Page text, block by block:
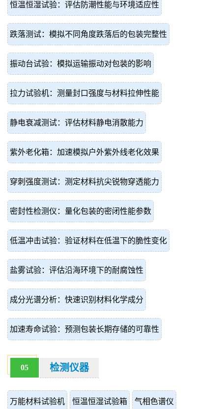
恒温恒湿试验：评估防潮性能与环境适应性
跌落测试：模拟不同角度跌落后的包装完整性
振动台试验：模拟运输振动对包装的影响
拉力试验机：测量封口强度与材料拉伸性能
静电衰减测试：评估材料静电消散能力
紫外老化箱：加速模拟户外紫外线老化效果
穿刺强度测试：测定材料抗尖锐物穿透能力
密封性检测仪：量化包装的密闭性能参数
低温冲击试验：验证材料在低温下的脆性变化
盐雾试验：评估沿海环境下的耐腐蚀性
成分光谱分析：快速识别材料化学成分
加速寿命试验：预测包装长期存储的可靠性
05 检测仪器
万能材料试验机 恒温恒湿试验箱 气相色谱仪